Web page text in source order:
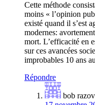
Cette méthode
moins « l’opinion
existé quand il s’est
modernes:
mort. L’efficacité en
sur ces avancées
improbables 10 ans
Répondre
bob